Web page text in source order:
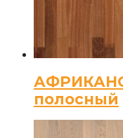
полосный